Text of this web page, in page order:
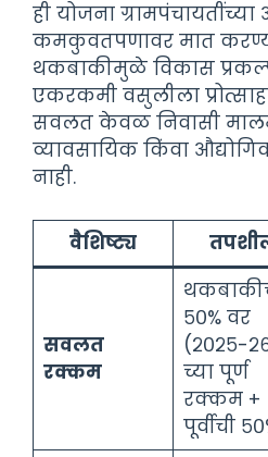
ही योजना ग्रामपंचायतींच्या
कमकुवतपणावर मात
थकबाकीमुळे विकास
एकरकमी वसुलीला
सवलत केवळ निवासी
व्यावसायिक किंवा
नाही.
वैशिष्ट्य
सवलत
रक्कम
५०% वर
(२०२५-
च्या पूर्ण
रक्कम +
पूर्वीची